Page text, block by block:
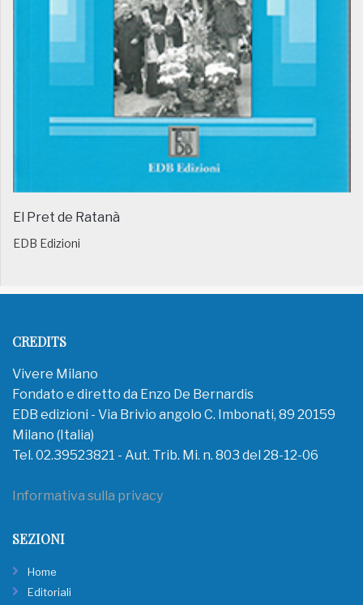
El Pret de Ratanà
EDB Edizioni
CREDITS
Vivere Milano
Fondato e diretto da Enzo De Bernardis
EDB edizioni - Via Brivio angolo C. Imbonati, 89 20159
Milano (Italia)
Tel. 02.39523821 - Aut. Trib. Mi. n. 803 del 28-12-06
Informativa sulla privacy
SEZIONI
Home
Editoriali